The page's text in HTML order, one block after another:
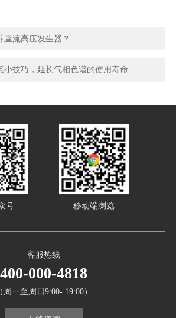
直流高压发生器？
小技巧，延长气相色谱的使用寿命
客服热线
400-000-4818
（周一至周日9:00- 19:00）
号 移动端浏览